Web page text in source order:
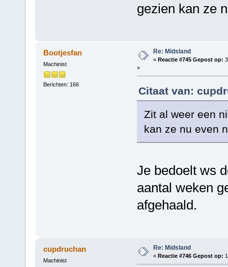
gezien kan ze
Bootjesfan
Machinist
Berichten: 166
Re: Midsland
« Reactie #745 Gepost op:
»
Citaat van:
Zit al weer een
kan ze nu even
Je bedoelt ws
aantal weken
afgehaald.
cupdruchan
Machinist
Re: Midsland
« Reactie #746 Gepost op: